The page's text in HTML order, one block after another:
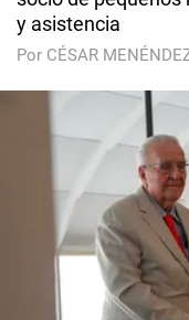
y asistencia
Por CÉSAR